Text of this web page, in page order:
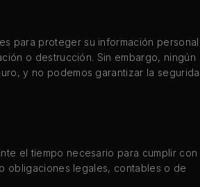
para proteger su información personal
o destrucción. Sin embargo, ningún
y no podemos garantizar la
el tiempo necesario para cumplir con
obligaciones legales, contables o de